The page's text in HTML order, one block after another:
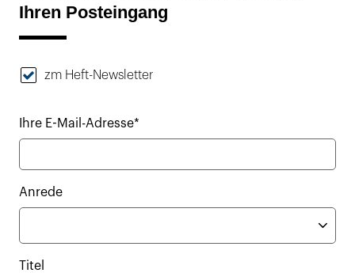
Ihren Posteingang
zm Heft-Newsletter
Ihre E-Mail-Adresse*
Anrede
Titel